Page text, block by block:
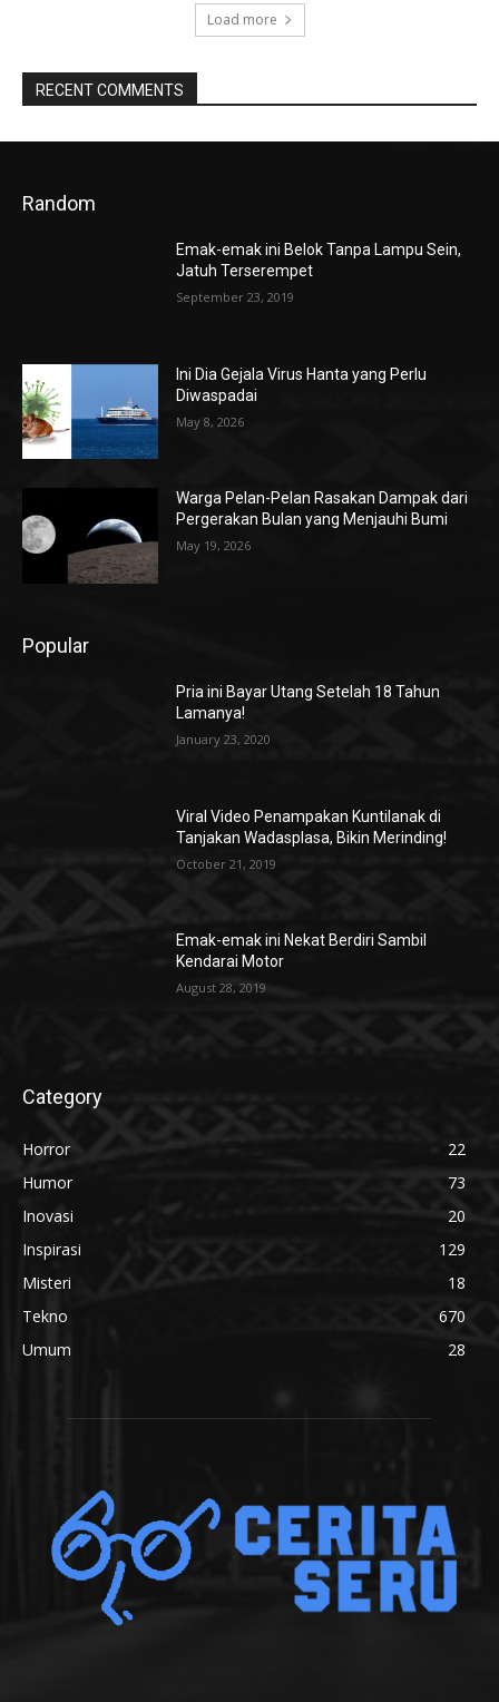
Load more
RECENT COMMENTS
Random
Emak-emak ini Belok Tanpa Lampu Sein,
Jatuh Terserempet
September 23, 2019
Ini Dia Gejala Virus Hanta yang Perlu
Diwaspadai
May 8, 2026
Warga Pelan-Pelan Rasakan Dampak dari
Pergerakan Bulan yang Menjauhi Bumi
May 19, 2026
Popular
Pria ini Bayar Utang Setelah 18 Tahun
Lamanya!
January 23, 2020
Viral Video Penampakan Kuntilanak di
Tanjakan Wadasplasa, Bikin Merinding!
October 21, 2019
Emak-emak ini Nekat Berdiri Sambil
Kendarai Motor
August 28, 2019
Category
Horror
22
Humor
73
Inovasi
20
Inspirasi
129
Misteri
18
Tekno
670
Umum
28